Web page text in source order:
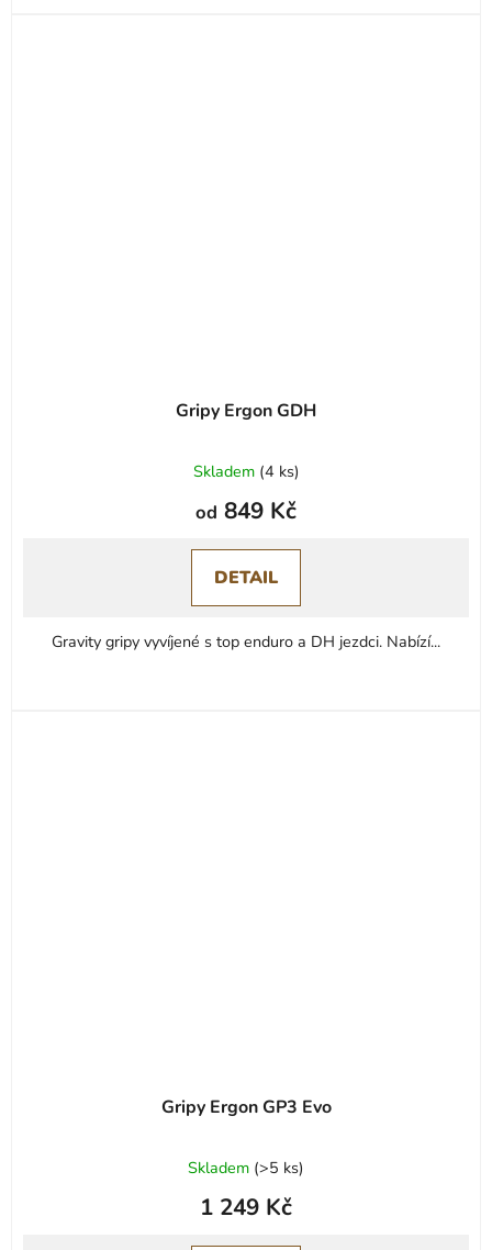
Gripy Ergon GDH
Skladem (4 ks)
od 849 Kč
DETAIL
Gravity gripy vyvíjené s top enduro a DH jezdci. Nabízí...
Gripy Ergon GP3 Evo
Skladem (>5 ks)
1 249 Kč